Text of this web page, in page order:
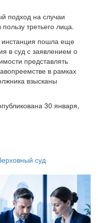
на случаи
третьего лица.
пошла еще
в суд с заявлением о
представлять
в рамках
взысканы
30 января,